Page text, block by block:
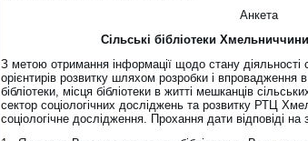
Анкета
Сільські бібліотеки
З метою отримання інформації щодо стану діяльності
орієнтирів розвитку шляхом розробки і впровадження
бібліотеки, місця бібліотеки в житті мешканців
сектор соціологічних досліджень та розвитку РТЦ
соціологічне дослідження. Прохання дати відповіді на